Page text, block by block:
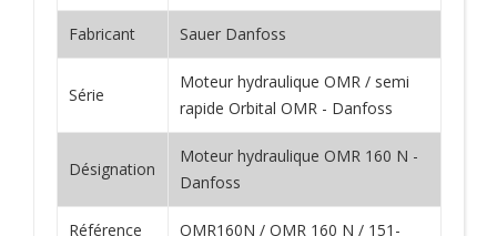
Fabricant Sauer Danfoss
Série
Moteur hydraulique OMR / semi
rapide Orbital OMR - Danfoss
Désignation
Moteur hydraulique OMR 160 N -
Danfoss
Référence
OMR160N / OMR 160 N / 151-